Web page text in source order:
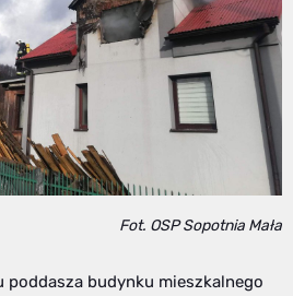
Fot. OSP Sopotnia Mała
poddasza budynku mieszkalnego